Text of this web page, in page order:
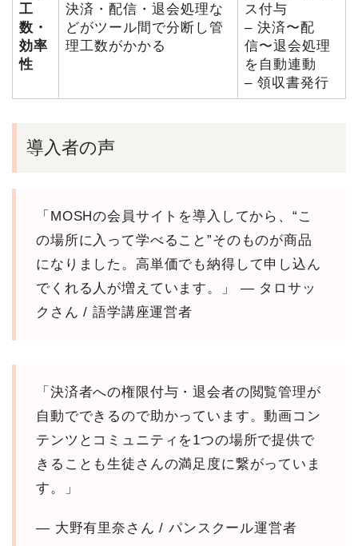
工
数・
効率
性
決済・配信・退会処理な
どがツール間で分断し管
理工数がかかる
ス付与
– 決済〜配
信〜退会処理
を自動連動
– 領収書発行
導入者の声
「MOSHの会員サイトを導入してから、“こ
の場所に入って学べること”そのものが商品
になりました。高単価でも納得して申し込ん
でくれる人が増えています。」 — タロサッ
クさん / 語学講座運営者
「決済者への権限付与・退会者の閲覧管理が
自動でできるので助かっています。動画コン
テンツとコミュニティを1つの場所で提供で
きることも生徒さんの満足度に繋がっていま
す。」
— 大野有里奈さん / パンスクール運営者